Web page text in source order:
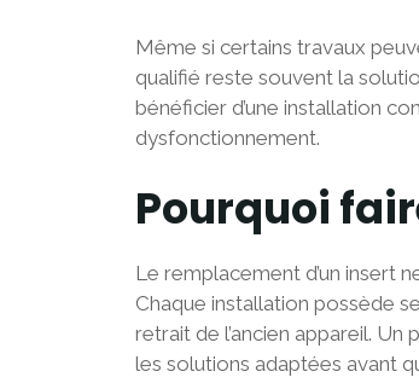
Même si certains travaux
qualifié reste souvent la
bénéficier d’une installation
dysfonctionnement.
Pourquoi
Le remplacement d’un insert
Chaque installation possède
retrait de l’ancien appareil.
les solutions adaptées avant